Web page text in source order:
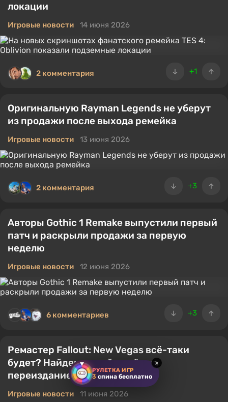
РУЛЕТКА ИГР
3 спина бесплатно
×
локации
Игровые новости 14 июня 2026
+1
2 комментария
Оригинальную Rayman Legends не уберут
из продажи после выхода ремейка
Игровые новости 13 июня 2026
+3
2 комментария
Авторы Gothic 1 Remake выпустили первый
патч и раскрыли продажи за первую
неделю
Игровые новости 12 июня 2026
+3
6 комментариев
Ремастер Fallout: New Vegas всё-таки
будет? Найден новый намёк на
переиздание культовой RPG
Игровые новости 11 июня 2026